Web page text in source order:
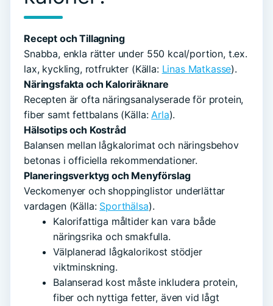
Recept och Tillagning
Snabba, enkla rätter under 550 kcal/portion, t.ex.
lax, kyckling, rotfrukter (Källa: Linas Matkasse).
Näringsfakta och Kaloriräknare
Recepten är ofta näringsanalyserade för protein,
fiber samt fettbalans (Källa:Arla).
Hälsotips och Kostråd
Balansen mellan lågkalorimat och näringsbehov
betonas i officiella rekommendationer.
Planeringsverktyg och Menyförslag
Veckomenyer och shoppinglistor underlättar
vardagen (Källa: Sporthälsa).
Kalorifattiga måltider kan vara både
näringsrika och smakfulla.
Välplanerad lågkalorikost stödjer
viktminskning.
Balanserad kost måste inkludera protein,
fiber och nyttiga fetter, även vid lågt